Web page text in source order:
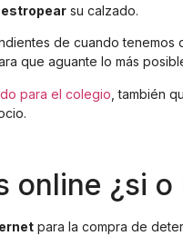
estropear su calzado.
de cuando
que aguante lo más
para el colegio , también
online ¿si o
para la compra de